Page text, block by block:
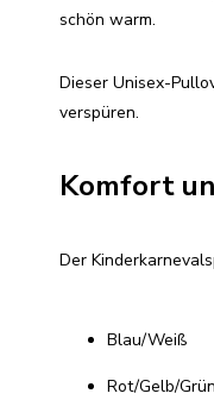
schön warm.
Dieser Unisex-
verspüren.
Komfort
Der
Blau/Weiß
Rot/Gelb/Grün